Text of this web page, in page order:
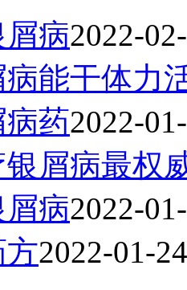
病2022-
能干体力
药2022-
银屑病最权
病2022-
2022-01-24